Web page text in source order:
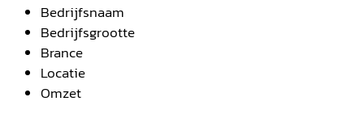
Bedrijfsnaam
Bedrijfsgrootte
Brance
Locatie
Omzet